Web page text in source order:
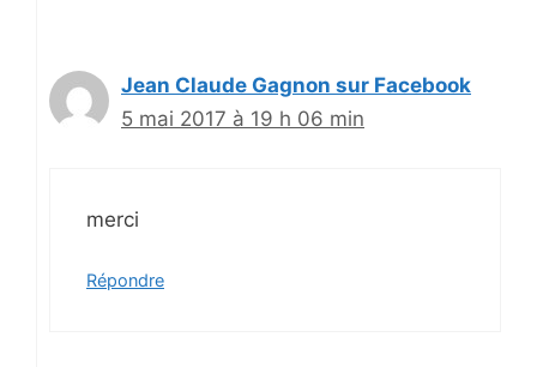
Jean Claude Gagnon sur Facebook
5 mai 2017 à 19 h 06 min
merci
Répondre